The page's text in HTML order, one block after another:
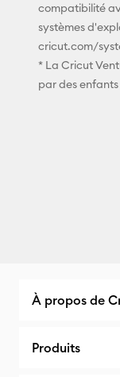
compatibilité
systèmes
cricut.com/
* La Cricut
par des enfants
À propos de
Produits